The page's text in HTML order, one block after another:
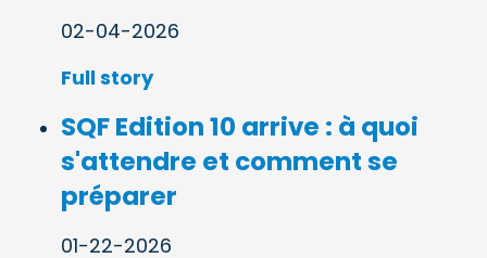
02-04-2026
Full story
SQF Edition 10 arrive : à quoi
s'attendre et comment se
préparer
01-22-2026